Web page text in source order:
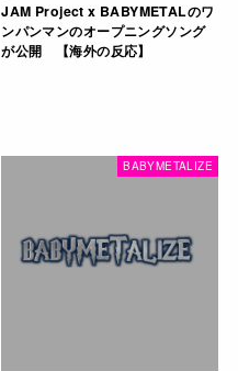
JAM Project x BABYMETALのワ
ンパンマンのオープニングソング
が公開 【海外の反応】
BABYMETALIZE